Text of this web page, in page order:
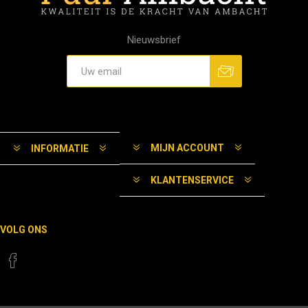
Nieuwsbrief
INFORMATIE MIJN ACCOUNT
KLANTENSERVICE
VOLG ONS